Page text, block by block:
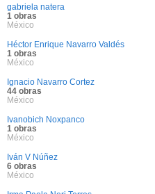
gabriela natera
1 obras
México
Héctor Enrique Navarro Valdés
1 obras
México
Ignacio Navarro Cortez
44 obras
México
Ivanobich Noxpanco
1 obras
México
Iván V Núñez
6 obras
México